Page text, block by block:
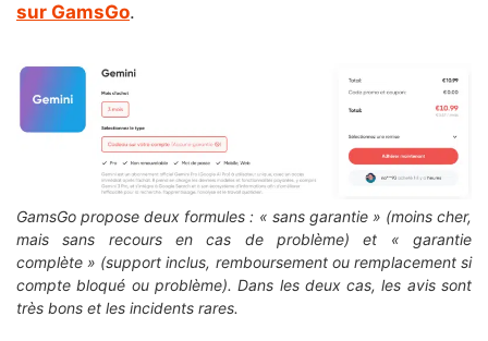
sur GamsGo.
GamsGo propose deux formules : « sans garantie » (moins cher,
mais sans recours en cas de problème) et « garantie
complète » (support inclus, remboursement ou remplacement si
compte bloqué ou problème). Dans les deux cas, les avis sont
très bons et les incidents rares.